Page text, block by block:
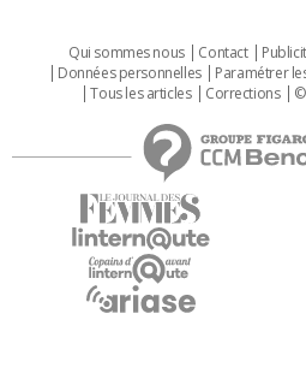
Qui sommes nous Contact
Données personnelles
Paramétrer
Tous les articles
Corrections